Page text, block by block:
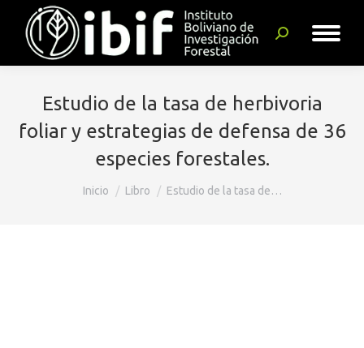
Buscar:
Estudio de la tasa de herbivoria
foliar y estrategias de defensa de 36
especies forestales.
Estás aquí:
Inicio Libro Estudio de la tasa de…